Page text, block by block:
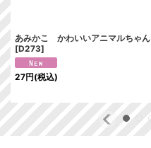
あみかこ かわいいアニマルちゃん
[D273]
27円(税込)